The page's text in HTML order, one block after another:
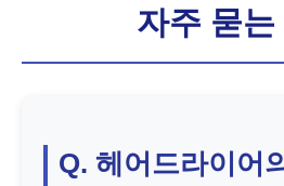
자주 묻는
Q. 헤어드라이어